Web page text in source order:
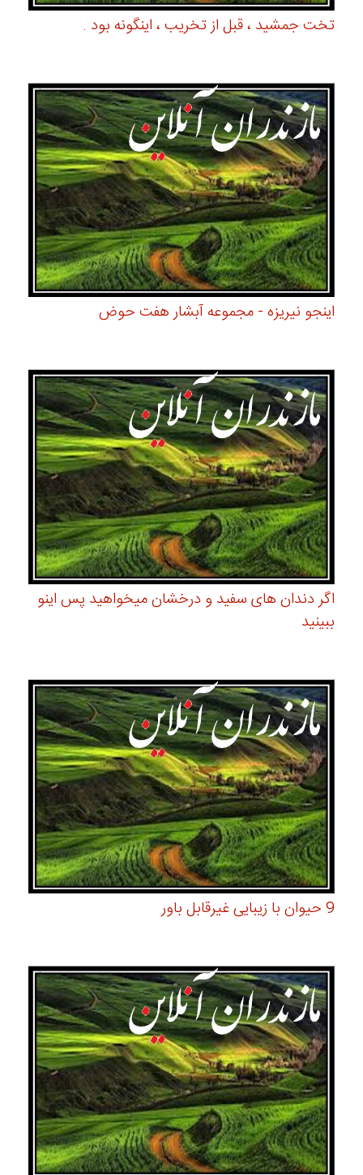
تخت جمشید ، قبل از تخریب ، اینگونه بود .
اینجو نیریزه - مجموعه آبشار هفت حوض
اگر دندان های سفید و درخشان میخواهید پس اینو
ببینید
9 حیوان با زیبایی غیرقابل باور